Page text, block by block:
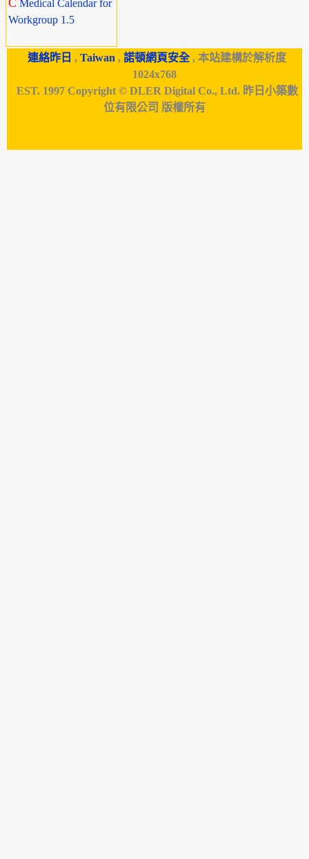
C Medical Calendar for
Workgroup 1.5
連絡昨日 , Taiwan , 諾頓網頁安全, 本站建構於解析度
1024x768
EST. 1997 Copyright © DLER Digital Co., Ltd. 昨日小築數
位有限公司 版權所有